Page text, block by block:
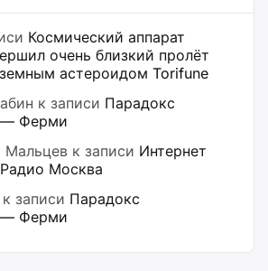
Космический аппарат
очень близкий пролёт
астероидом Torifune
к записи Парадокс
— Ферми
Мальцев к записи Интернет
Москва
к записи Парадокс
— Ферми